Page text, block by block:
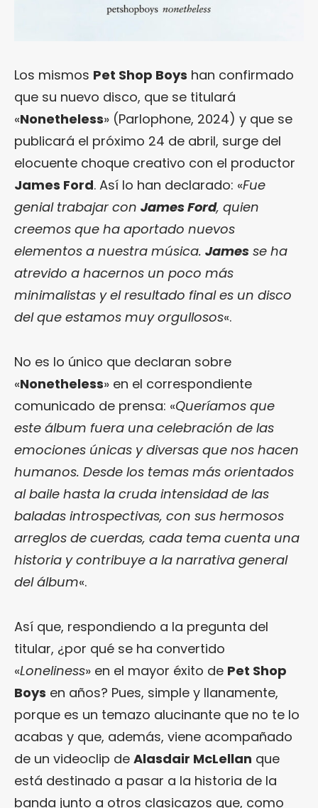
Los mismos Pet Shop Boys han confirmado
que su nuevo disco, que se titulará
«Nonetheless» (Parlophone, 2024) y que se
publicará el próximo 24 de abril, surge del
elocuente choque creativo con el productor
James Ford. Así lo han declarado: «Fue
genial trabajar con James Ford, quien
creemos que ha aportado nuevos
elementos a nuestra música. James se ha
atrevido a hacernos un poco más
minimalistas y el resultado final es un disco
del que estamos muy orgullosos«.
No es lo único que declaran sobre
«Nonetheless» en el correspondiente
comunicado de prensa: «Queríamos que
este álbum fuera una celebración de las
emociones únicas y diversas que nos hacen
humanos. Desde los temas más orientados
al baile hasta la cruda intensidad de las
baladas introspectivas, con sus hermosos
arreglos de cuerdas, cada tema cuenta una
historia y contribuye a la narrativa general
del álbum«.
Así que, respondiendo a la pregunta del
titular, ¿por qué se ha convertido
«Loneliness» en el mayor éxito de Pet Shop
Boys en años? Pues, simple y llanamente,
porque es un temazo alucinante que no te lo
acabas y que, además, viene acompañado
de un videoclip de Alasdair McLellan que
está destinado a pasar a la historia de la
banda junto a otros clasicazos que, como